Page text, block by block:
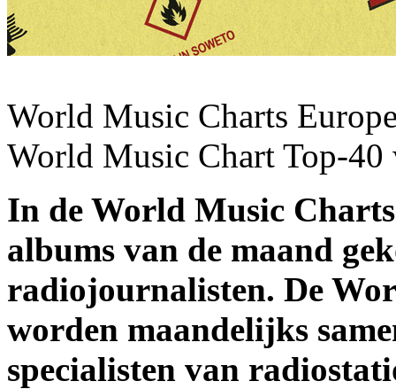
World Music Charts
World Music Chart Top-40
In de World Music
albums van de maand
radiojournalisten. De
worden maandelijks
specialisten van